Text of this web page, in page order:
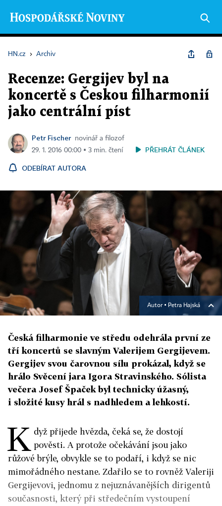
HN.cz › Archiv
Recenze: Gergijev byl na
koncertě s Českou filharmonií
jako centrální píst
Petr Fischer
novinář a filozof
29. 1. 2016 00:00 ▪ 3 min. čtení
PŘEHRÁT ČLÁNEK
ODEBÍRAT AUTORA
Autor ▪ Petra Hajská
Česká filharmonie ve středu odehrála první ze
tří koncertů se slavným Valerijem Gergijevem.
Gergijev svou čarovnou sílu prokázal, když se
hrálo Svěcení jara Igora Stravinského. Sólista
večera Josef Špaček byl technicky úžasný,
i složité kusy hrál s nadhledem a lehkostí.
K dyž přijede hvězda, čeká se, že dostojí
pověsti. A protože očekávání jsou jako
růžové brýle, obvykle se to podaří, i když se nic
mimořádného nestane. Zdařilo se to rovněž Valeriji
Gergijevovi, jednomu z nejuznávanějších dirigentů
současnosti, který při středečním vystoupení